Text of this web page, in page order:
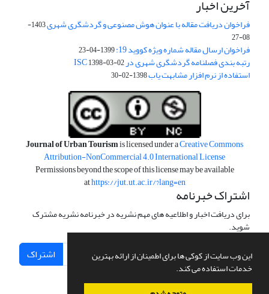
این وب سایت از کوکی ها برای اطمینان از ارائه بهترین
خدمات استفاده می کند.
آخرین اخبار
فراخوان دریافت مقاله با عنوان هوش مصنوعی و گردشگری شهری
1403-
08-27
فراخوان ارسال مقاله شماره ویژه کووید 19: 1399-04-23
رتبه بندی فصلنامه گردشگری شهری در ISC1398-03-02
استفاده از نرم افزار مشابهت یاب1398-02-30
Journal of Urban Tourismis licensed under aCreative Commons
Attribution-NonCommercial 4.0 International License
Permissions beyond the scope of this license may be available
athttps://jut.ut.ac.ir/?lang=en
اشتراک خبرنامه
برای دریافت اخبار و اطلاعیه های مهم نشریه در خبرنامه نشریه مشترک
شوید.
اشتراک